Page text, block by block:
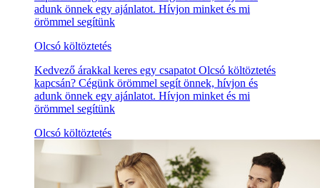
adunk önnek egy ajánlatot. Hívjon minket és mi
örömmel segítünk
Olcsó költöztetés
Kedvező árakkal keres egy csapatot Olcsó költöztetés
kapcsán? Cégünk örömmel segít önnek, hívjon és
adunk önnek egy ajánlatot. Hívjon minket és mi
örömmel segítünk
Olcsó költöztetés